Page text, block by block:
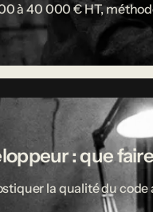
à 40 000 € HT,
: que
la qualité du